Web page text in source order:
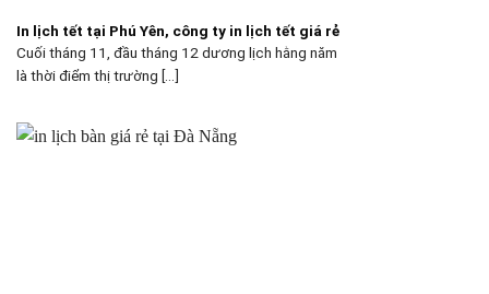
In lịch tết tại Phú Yên, công ty in lịch tết giá rẻ
Cuối tháng 11, đầu tháng 12 dương lịch hằng năm
là thời điểm thị trường [...]